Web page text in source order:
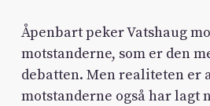
Åpenbart peker Vatshaug
motstanderne, som er den
debatten. Men realiteten er
motstanderne også har lagt